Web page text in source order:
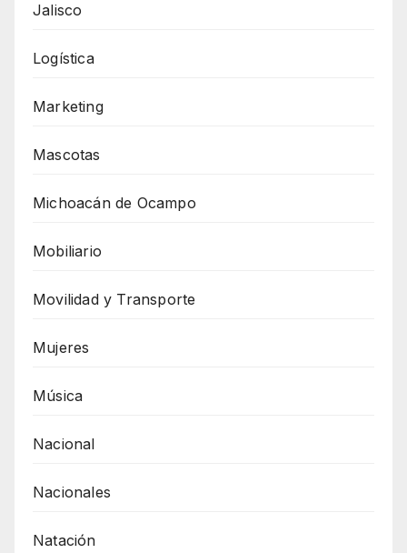
Jalisco
Logística
Marketing
Mascotas
Michoacán de Ocampo
Mobiliario
Movilidad y Transporte
Mujeres
Música
Nacional
Nacionales
Natación